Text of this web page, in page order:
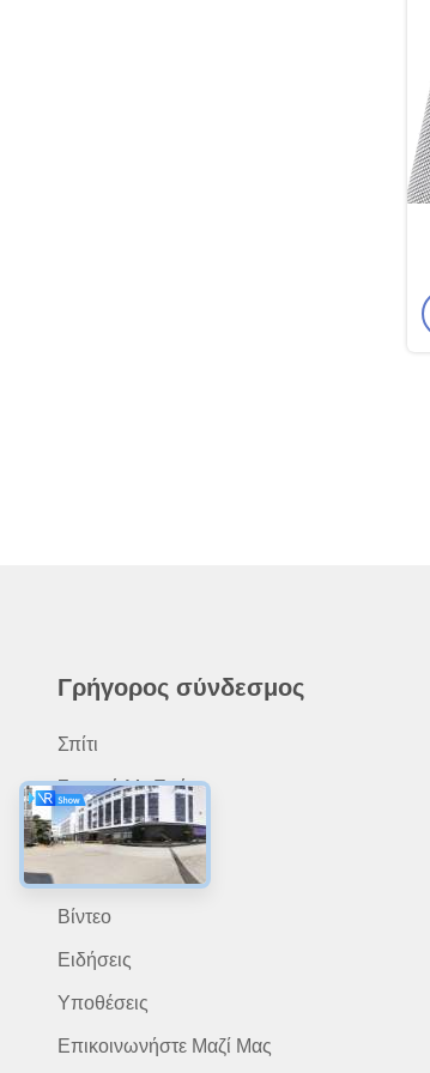
Γρήγορος σύνδεσμος
Σπίτι
Σχετικά Με Εμάς
Προϊόντα
Βίντεο
Ειδήσεις
Υποθέσεις
Επικοινωνήστε Μαζί Μας